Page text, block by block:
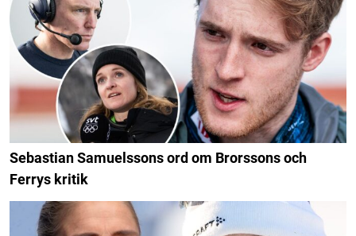
Sebastian Samuelssons ord om Brorssons och
Ferrys kritik